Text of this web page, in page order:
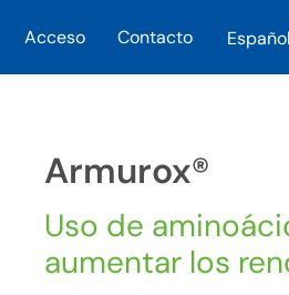
Acceso Contacto Español
Armurox®
Uso de
aumentar los